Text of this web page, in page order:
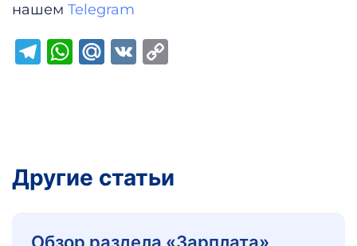
нашем Telegram
Telegram
WhatsApp
Mail.Ru
VK
Другие статьи